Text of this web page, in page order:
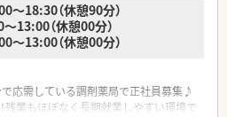
（休憩90分）
（休憩00分）
（休憩00分）
応需している調剤薬局で正社員募集♪
残業もほぼなく長期就業しやすい環境で